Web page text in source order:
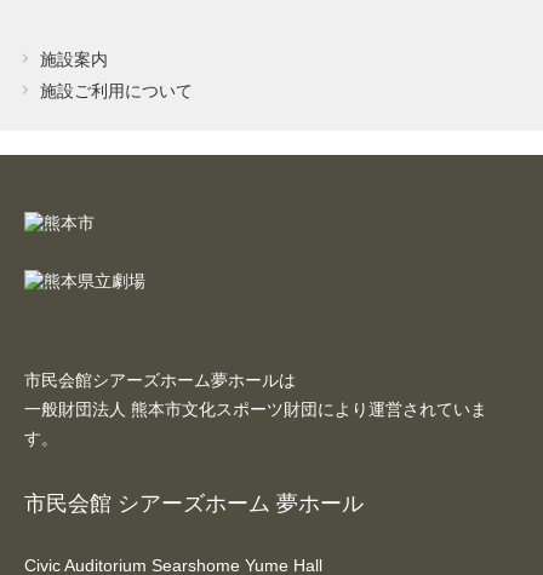
施設案内
施設ご利用について
市民会館シアーズホーム夢ホールは
一般財団法人 熊本市文化スポーツ財団により運営されていま
す。
市民会館 シアーズホーム 夢ホール
Civic Auditorium Searshome Yume Hall